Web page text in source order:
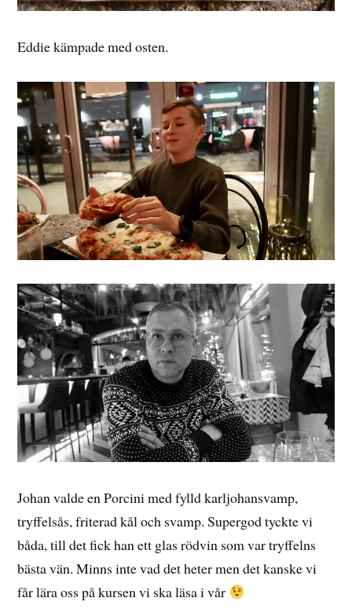
Eddie kämpade med osten.
Johan valde en Porcini med fylld karljohansvamp,
tryffelsås, friterad kål och svamp. Supergod tyckte vi
båda, till det fick han ett glas rödvin som var tryffelns
bästa vän. Minns inte vad det heter men det kanske vi
får lära oss på kursen vi ska läsa i vår